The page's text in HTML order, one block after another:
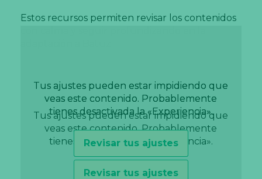
Estos recursos permiten revisar los contenidos
Tus ajustes pueden estar impidiendo que
veas este contenido. Probablemente
tienes desactivada la «Experiencia».
Revisar tus ajustes
Tus ajustes pueden estar impidiendo que
veas este contenido. Probablemente
tienes desactivada la «Experiencia».
Revisar tus ajustes
Tus ajustes pueden estar impidiendo que
veas este contenido. Probablemente
tienes desactivada la «Experiencia».
Revisar tus ajustes